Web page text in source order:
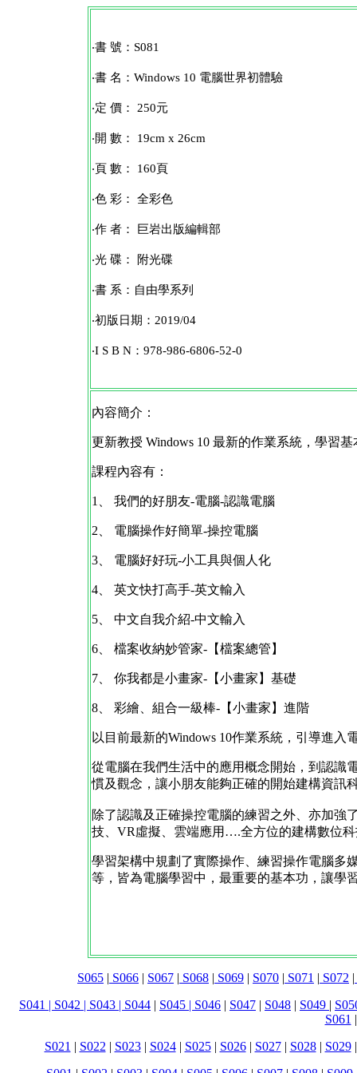
‧書 號：S081
‧書 名： Windows 10 電腦世界初體驗
‧定 價： 250元
‧開 數： 19cm x 26cm
‧頁 數： 160頁
‧色 彩： 全彩色
‧作 者： 巨岩出版編輯部
‧光 碟： 附光碟
‧書 系：自由學系列
‧初版日期：2019/04
‧I S B N：978-986-6806-52-0
內容簡介：
更新教授 Windows 10 最新的作業系統，學習
課程內容有：
1、 我們的好朋友-電腦-認識電腦
2、 電腦操作好簡單-操控電腦
3、 電腦好好玩-小工具與個人化
4、 英文快打高手-英文輸入
5、 中文自我介紹-中文輸入
6、 檔案收納妙管家-【檔案總管】
7、 你我都是小畫家-【小畫家】基礎
8、 彩繪、組合一級棒-【小畫家】進階
以目前最新的Windows 10作業系統，引導進入
從電腦在我們生活中的應用概念開始，到認識
慣及觀念，讓小朋友能夠正確的開始建構資訊
除了認識及正確操控電腦的練習之外、亦加強
技、VR虛擬、雲端應用….全方位的建構數位
學習架構中規劃了實際操作、練習操作電腦
等，皆為電腦學習中，最重要的基本功，讓學
S065 | S066 | S067 | S068 | S069 | S070 | S071 | S072 |
S041 | S042 | S043 | S044 | S045 | S046 | S047 | S048 | S049 |
S061
S021 | S022 | S023| S024| S025| S026| S027| S028| S029